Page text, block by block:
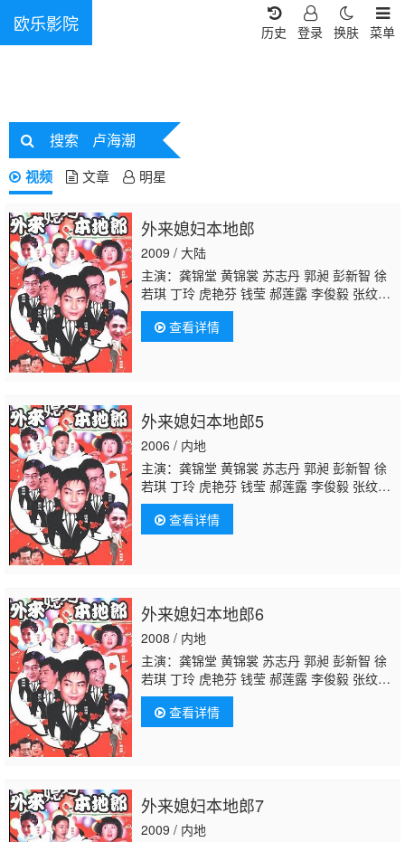
欧乐影院 菜单
换肤
登录
历史
搜索 卢海潮
视频 文章 明星
外来媳妇本地郎
2009 / 大陆
主演：龚锦堂 黄锦裳 苏志丹 郭昶 彭新智 徐
若琪 丁玲 虎艳芬 钱莹 郝莲露 李俊毅 张纹
博 何文茵 王辰 谢恩 毛琳 林星云
萍 马小倩 陈坚雄 黄俊英 舒力生 吴苏妹 张和
平 邝祖乐 刘涛 周小镔 黄慧颐 潘结
查看详情
外来媳妇本地郎5
2006 / 内地
主演：龚锦堂 黄锦裳 苏志丹 郭昶 彭新智 徐
若琪 丁玲 虎艳芬 钱莹 郝莲露 李俊毅 张纹
博 何文茵 王辰 谢恩 毛琳 林星云
萍 马小倩 陈坚雄 黄俊英 舒力生 吴苏妹 张和
平 邝祖乐 刘涛 周小镔 黄慧颐 潘结
查看详情
外来媳妇本地郎6
2008 / 内地
主演：龚锦堂 黄锦裳 苏志丹 郭昶 彭新智 徐
若琪 丁玲 虎艳芬 钱莹 郝莲露 李俊毅 张纹
博 何文茵 王辰 谢恩 毛琳 林星云
萍 马小倩 陈坚雄 黄俊英 舒力生 吴苏妹 张和
平 邝祖乐 刘涛 周小镔 黄慧颐 潘结
查看详情
外来媳妇本地郎7
2009 / 内地